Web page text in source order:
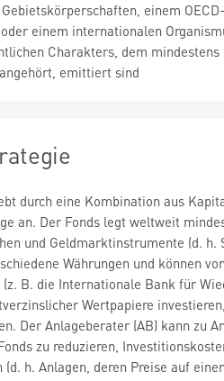
einem OECD-
einem internationalen
Charakters, dem mindestens
emittiert sind
durch eine Kombination aus
an. Der Fonds legt weltweit
und Geldmarktinstrumente (d.
Währungen und können
B. die Internationale Bank für
Wertpapiere
Der Anlageberater (AB) kann zu
zu reduzieren,
(d. h. Anlagen, deren Preise auf